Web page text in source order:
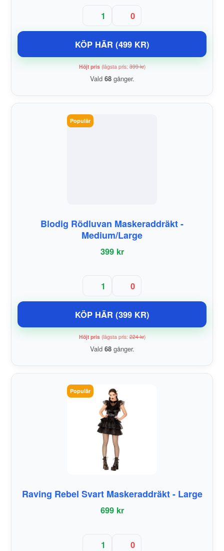
1 0
KÖP HÄR (499 KR)
Höjt pris(lägsta pris:399 kr)
Vald 68gånger.
Populär
Blodig Rödluvan Maskeraddräkt -
Medium/Large
399 kr
1 0
KÖP HÄR (399 KR)
Höjt pris(lägsta pris:224 kr)
Vald 68gånger.
Populär
Raving Rebel Svart Maskeraddräkt - Large
699 kr
1 0